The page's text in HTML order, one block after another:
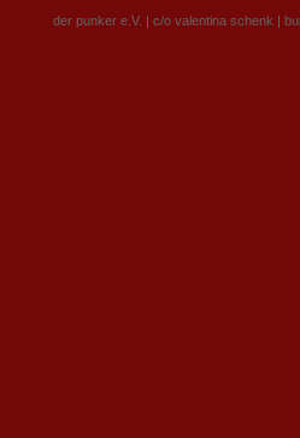
der punker e.V. | c/o valentina schenk |